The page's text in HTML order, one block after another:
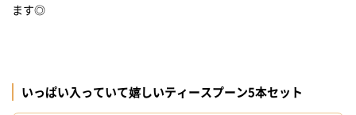
ます◎
いっぱい入っていて嬉しいティースプーン5本セット